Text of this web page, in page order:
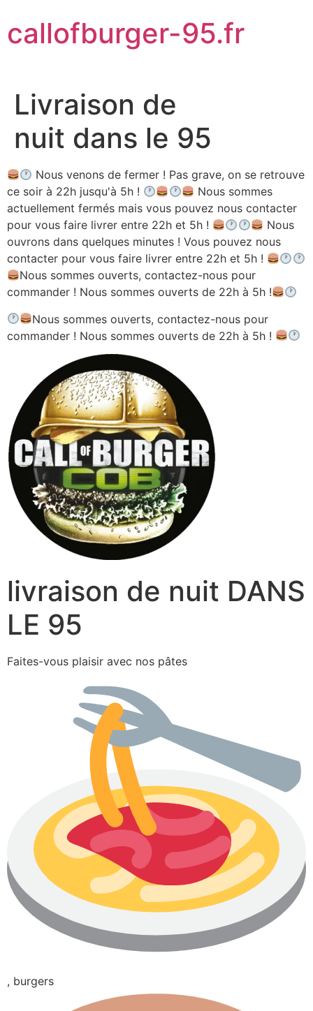
contenu
callofburger-95.fr
Livraison de
nuit dans le 95
Nous venons de fermer ! Pas grave, on se retrouve
ce soir à 22h jusqu'à 5h !
Nous sommes
actuellement fermés mais vous pouvez nous contacter
pour vous faire livrer entre 22h et 5h !
Nous
ouvrons dans quelques minutes ! Vous pouvez nous
contacter pour vous faire livrer entre 22h et 5h !
Nous sommes ouverts, contactez-nous pour
commander ! Nous sommes ouverts de 22h à 5h !
Nous sommes ouverts, contactez-nous pour
commander ! Nous sommes ouverts de 22h à 5h !
livraison de nuit DANS
LE 95
Faites-vous plaisir avec nos pâtes
, burgers